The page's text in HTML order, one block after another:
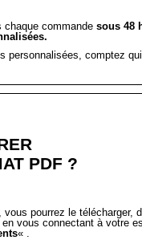
chaque commande sous 48
personnalisées, comptez
PDF ?
vous pourrez le télécharger,
vous connectant à votre
« .